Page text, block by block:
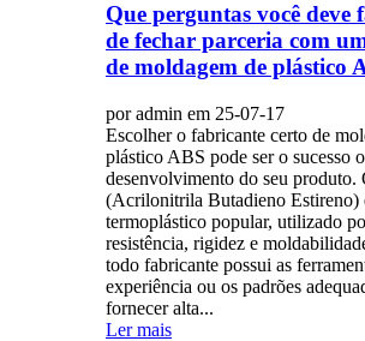
Que perguntas você deve
de fechar parceria com
de moldagem de plástico
por admin em 25-07-17
Escolher o fabricante certo de
plástico ABS pode ser o sucesso
desenvolvimento do seu produto.
(Acrilonitrila Butadieno Estireno)
termoplástico popular, utilizado
resistência, rigidez e
todo fabricante possui as
experiência ou os padrões
fornecer alta...
Ler mais